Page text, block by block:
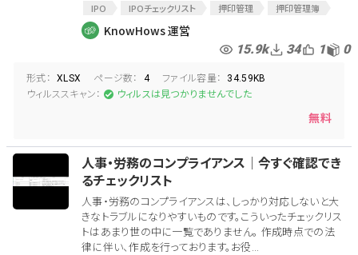
IPO IPOチェックリスト 押印管理
押印管理簿
捺印
捺印管理 捺印管理簿
IPO手続き
代表印
KnowHows 運営
15.9k 34 1 0
形式： XLSX ページ数： 4 ファイル容量： 34.59KB
ウィルススキャン： ウィルスは見つかりませんでした
無料
人事・労務のコンプライアンス│今すぐ確認でき
るチェックリスト
人事・労務のコンプライアンスは、しっかり対応しないと大
きなトラブルになりやすいものです。こういったチェックリス
トはあまり世の中に一覧でありません。 作成時点での法
律に伴い、作成を行っております。お役...